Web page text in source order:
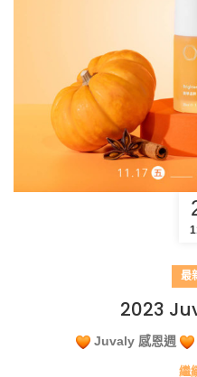
最
2023
Juvaly 感恩週
繼